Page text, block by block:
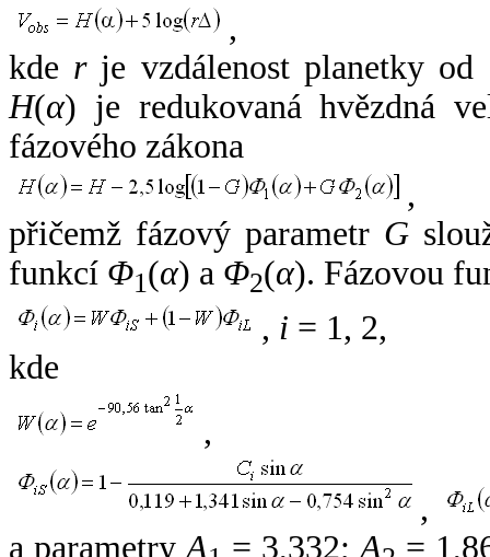
,
kde rje vzdálenost planetky od
H(α) je redukovaná hvězdná
fázového zákona
,
přičemž fázový parametr G
funkcí Φ1(α) a Φ2(α). Fázovou
, i = 1, 2,
kde
,
,
a parametryA = 3,332;A
=